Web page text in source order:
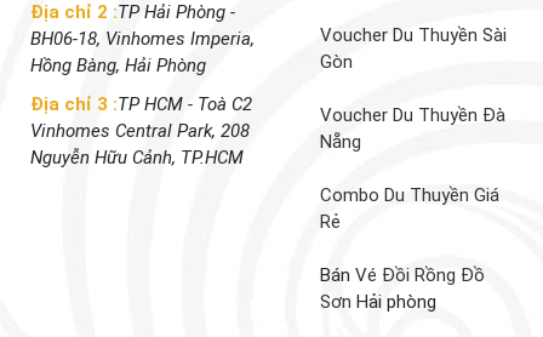
Địa chỉ 2 :TP Hải Phòng -
BH06-18, Vinhomes Imperia,
Hồng Bàng, Hải Phòng
Địa chỉ 3 :TP HCM - Toà C2
Vinhomes Central Park, 208
Nguyễn Hữu Cảnh, TP.HCM
Voucher Du Thuyền Sài
Gòn
Voucher Du Thuyền Đà
Nẵng
Combo Du Thuyền Giá
Rẻ
Bán Vé Đồi Rồng Đồ
Sơn Hải phòng